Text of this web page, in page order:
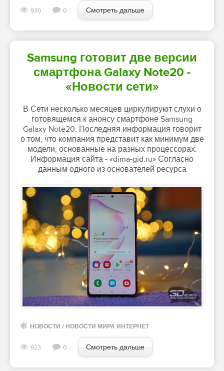
930 0 Смотреть дальше
Samsung готовит две версии
смартфона Galaxy Note20 -
«Новости сети»
В Сети несколько месяцев циркулируют слухи о
готовящемся к анонсу смартфоне Samsung
Galaxy Note20. Последняя информация говорит
о том, что компания представит как минимум две
модели, основанные на разных процессорах.
Информация сайта - «dima-gid.ru» Согласно
данным одного из основателей ресурса
НОВОСТИ / НОВОСТИ МИРА ИНТЕРНЕТ
923 0 Смотреть дальше